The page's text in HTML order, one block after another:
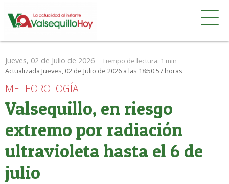
Jueves, 02 de Julio de 2026 Tiempo de lectura: 1 min
Actualizada Jueves, 02 de Julio de 2026 a las 18:50:57 horas
METEOROLOGÍA
Valsequillo, en riesgo
extremo por radiación
ultravioleta hasta el 6 de
julio